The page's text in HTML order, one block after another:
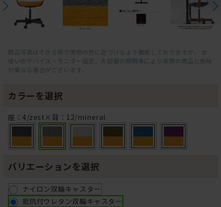
商品写真はできる限り実物の色に近づけるよう徹底しておりますが、 お
使いのデバイス・モニター設定、お部屋の照明等により実際の商品と色味
が異なる場合がございます。
カラーを選択
座：4/zest×背：12/mineral
バリエーションを選択
ナイロン双輪キャスター
抵抗付ウレタン双輪キャスター